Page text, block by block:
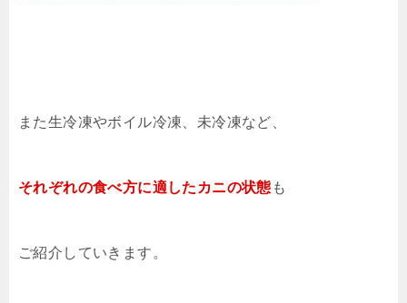
また生冷凍やボイル冷凍、未冷凍など、
それぞれの食べ方に適したカニの状態 も
ご紹介していきます。